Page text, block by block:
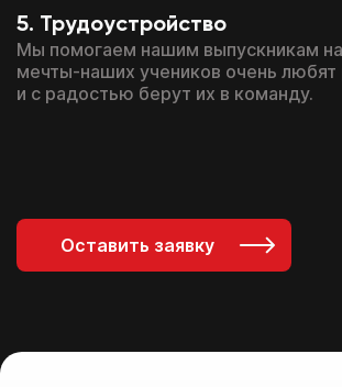
Трудоустройство
Мы помогаем нашим выпускникам
мечты-наших учеников очень любят
и с радостью берут их в команду.
Оставить заявку